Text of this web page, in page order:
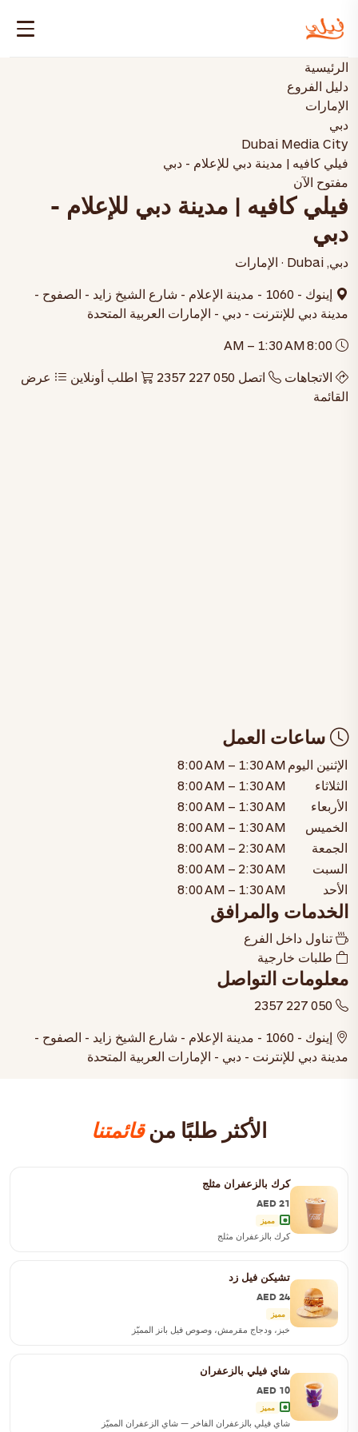
الرئيسية
دليل الفروع
الإمارات
دبي
Dubai Media City
فيلي كافيه | مدينة دبي للإعلام - دبي
مفتوح الآن
فيلي كافيه | مدينة دبي للإعلام -
دبي
دبي, Dubai · الإمارات
إينوك - 1060 - مدينة الإعلام - شارع الشيخ زايد - الصفوح -
مدينة دبي للإنترنت - دبي - الإمارات العربية المتحدة
الاتجاهات اتصل 050 227 2357 اطلب أونلاين
عرض
القائمة
ساعات العمل
الإثنين اليوم 8:00 AM – 1:30 AM
الثلاثاء
8:00 AM – 1:30 AM
الأربعاء
8:00 AM – 1:30 AM
الخميس
8:00 AM – 1:30 AM
الجمعة
8:00 AM – 2:30 AM
السبت
8:00 AM – 2:30 AM
الأحد
8:00 AM – 1:30 AM
الخدمات والمرافق
تناول داخل الفرع
طلبات خارجية
معلومات التواصل
050 227 2357
إينوك - 1060 - مدينة الإعلام - شارع الشيخ زايد - الصفوح -
مدينة دبي للإنترنت - دبي - الإمارات العربية المتحدة
الأكثر طلبًا منقائمتنا
كرك بالزعفران مثلج
AED 21
مميز
كرك بالزعفران مثلج
تشيكن فيل زد
AED 24
مميز
خبز، ودجاج مقرمش، وصوص فيل بانز المميّز
شاي فيلي بالزعفران
AED 10
مميز
شاي فيلي بالزعفران الفاخر — شاي الزعفران المميّز